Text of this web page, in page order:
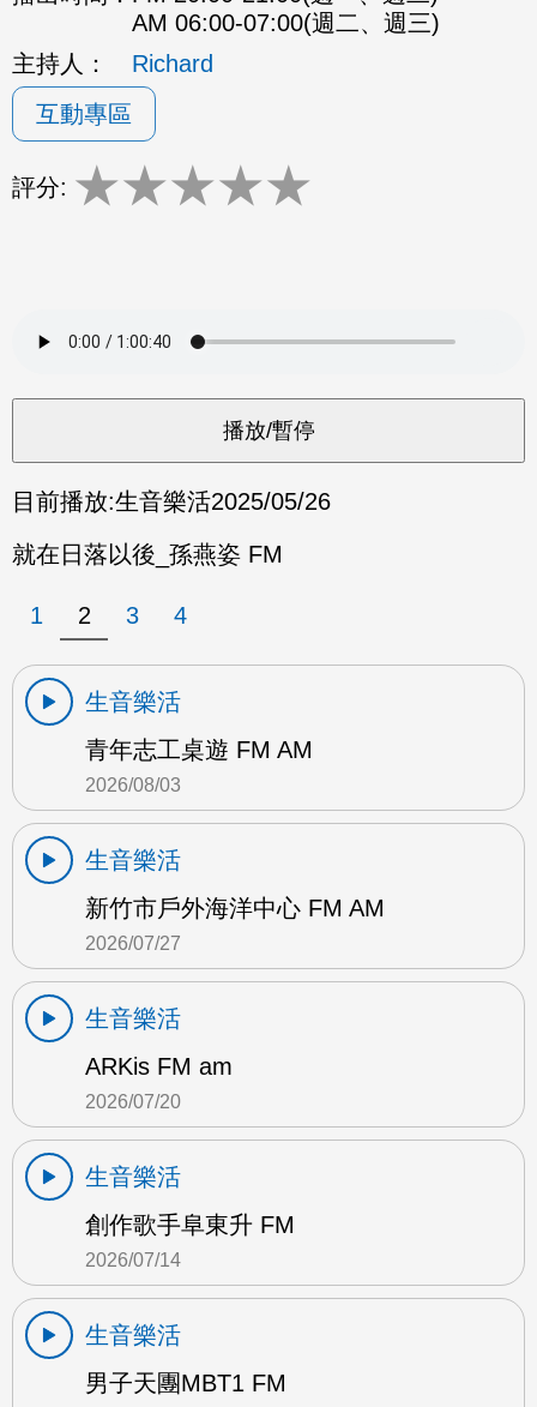
AM 06:00-07:00(週二、週三)
主持人：
Richard
互動專區
評分: ★★★★★
目前播放:生音樂活2025/05/26
就在日落以後_孫燕姿 FM
1 2 3 4
生音樂活
青年志工桌遊 FM AM
2026/08/03
生音樂活
新竹市戶外海洋中心 FM AM
2026/07/27
生音樂活
ARKis FM am
2026/07/20
生音樂活
創作歌手阜東升 FM
2026/07/14
生音樂活
男子天團MBT1 FM